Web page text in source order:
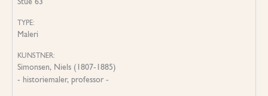
TYPE:
Maleri
KUNSTNER:
Simonsen, Niels (1807-1885)
- historiemaler, professor -